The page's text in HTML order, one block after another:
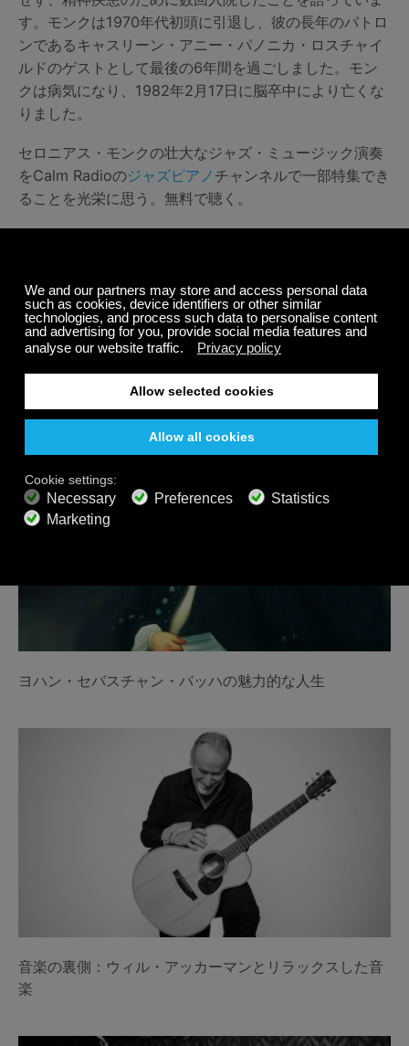
す。モンクは1970年代初頭に引退し、彼の長年のパトロ
ンであるキャスリーン・アニー・パノニカ・ロスチャイ
ルドのゲストとして最後の6年間を過ごしました。モン
クは病気になり、1982年2月17日に脳卒中により亡くな
りました。
セロニアス・モンクの壮大なジャズ・ミュージック演奏
をCalm Radioのジャズピアノ チャンネルで一部特集でき
ることを光栄に思う。無料で聴く。
シェアする
ヨハン・セバスチャン・バッハの魅力的な人生
音楽の裏側：ウィル・アッカーマンとリラックスした音
楽